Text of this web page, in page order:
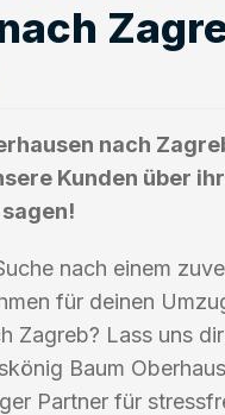
nach
Kunden über
nach einem
für deinen
Zagreb? Lass uns
Baum
Partner für